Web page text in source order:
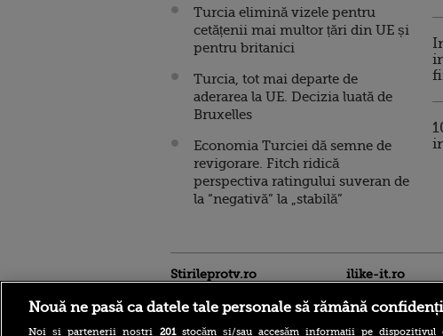
Turcia elimină vizele pentru
cetățenii mai multor țări din UE și
pentru britanici
Turcia, tot mai departe de
aderarea la UE. Decizia luată de
Bruxelles
Economia Turciei dă semne de
revigorare. Fitch ridică
perspectiva ratingului suveran de
la “negativă” la „stabilă”
Stirileprotv.ro ilike-it.ro
Nouă ne pasă ca datele tale personale să rămână
Noi și partenerii noștri 201stocăm și/sau accesăm informații pe dispozitivul